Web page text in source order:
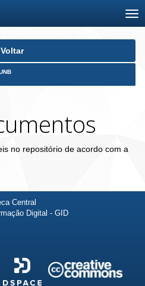
Voltar
no repositório de acordo com a
Central
Digital - GID